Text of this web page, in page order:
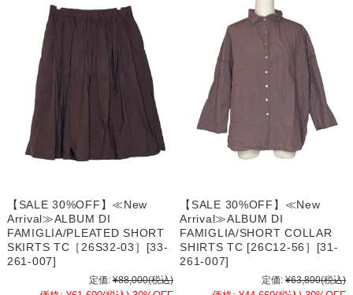
【SALE 30%OFF】≪New
Arrival≫ALBUM DI
FAMIGLIA/PLEATED SHORT
SKIRTS TC［26S32-03］[33-
261-007]
定価: ¥88,000(税込)
【SALE 30%OFF】≪New
Arrival≫ALBUM DI
FAMIGLIA/SHORT COLLAR
SHIRTS TC [26C12-56］[31-
261-007]
定価: ¥63,800(税込)